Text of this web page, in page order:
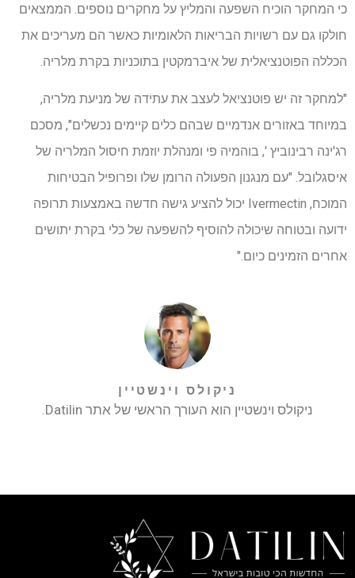
כי המחקר הוכיח השפעה והמליץ על מחקרים נוספים. הממצאים
חולקו גם עם רשויות הבריאות הלאומיות כאשר הם מעריכים את
הכללה הפוטנציאלית של איברמקטין בתוכניות בקרת מלריה.
"למחקר זה יש פוטנציאל לעצב את עתידה של מניעת מלריה,
במיוחד באזורים אנדמיים שבהם כלים קיימים נכשלים", מסכם
רג'ינה רבינוביץ ', בוהמיה פי ומנהלת יוזמת חיסול המלריה של
איסגלובל. "עם מנגנון הפעולה הרומן שלו ופרופיל הבטיחות
המוכח, Ivermectin יכול להציע גישה חדשה באמצעות תרופה
ידועה ובטוחה שיכולה להוסיף להשפעה של כלי בקרת יתושים
אחרים הזמינים כיום."
ניקולס וינשטיין
ניקולס וינשטיין הוא העורך הראשי של אתר Datilin.